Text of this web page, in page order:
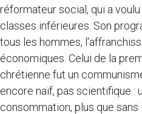
réformateur social, qui a
classes inférieures. Son
tous les hommes,
économiques. Celui de la
chrétienne fut un
encore naïf, pas scientifique :
consommation, plus que